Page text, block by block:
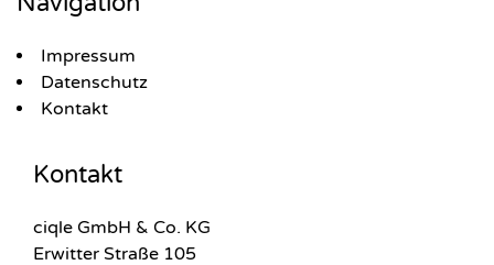
Impressum
Datenschutz
Kontakt
Kontakt
ciqle GmbH & Co. KG
Erwitter Straße 105